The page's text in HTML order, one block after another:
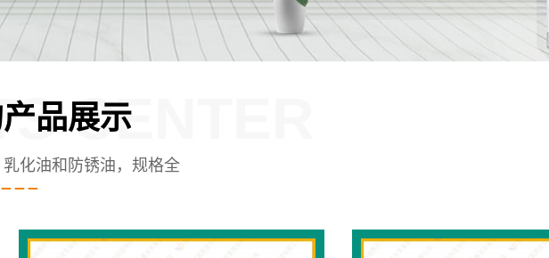
品展示
CENTER
化油和防锈油，规格全